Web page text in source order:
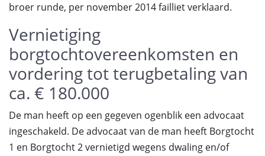
broer runde, per november 2014 failliet verklaard.
Vernietiging
borgtochtovereenkomsten en
vordering tot terugbetaling van
ca. € 180.000
De man heeft op een gegeven ogenblik een advocaat
ingeschakeld. De advocaat van de man heeft Borgtocht
1 en Borgtocht 2 vernietigd wegens dwaling en/of